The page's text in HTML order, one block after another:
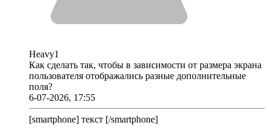
Heavy1
Как сделать так, чтобы в зависимости от размера экрана
пользователя отображались разные дополнительные
поля?
6-07-2026, 17:55
[smartphone] текст [/smartphone]